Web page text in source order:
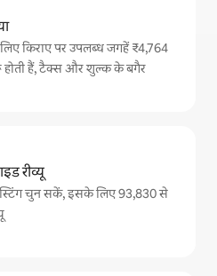
लिए किराए पर उपलब्ध जगहें ₹4,764
होती हैं, टैक्स और शुल्क के बगैर
रीव्यू
चुन सकें, इसके लिए 93,830 से